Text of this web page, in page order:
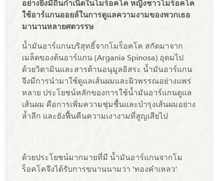
อย่างยิ่งมีถิ่นกำเนิดในโมร็อคโค หญิงชาวโมร็อคโค
ใช้อาร์แกนออยล์ในการดูแลความงามของพวกเธอ
มานานหลายศตวรรษ
น้ำมันอาร์แกนบริสุทธิ์จากโมร็อคโค สกัดมาจาก
เมล็ดของต้นอาร์แกน (Argania Spinosa) อุดมไป
ด้วยวิตามินและสารต้านอนุมูลอิสระ น้ำมันอาร์แกน
จึงมีการนำมาใช้ดูแลเส้นผมและผิวพรรณอย่างแพร่
หลาย ประโยชน์หลักของการใช้น้ำมันอาร์แกนดูแล
เส้นผม คือการเพิ่มความชุ่มชื้นและบำรุงเส้นผมอย่าง
ล้ำลึก และยังฟื้นคืนความเงางามที่สูญเสียไป
ด้วยประโยชน์มากมายที่มี น้ำมันอาร์แกนจากโม
ร็อคโคจึงได้รับการขนานนามว่า 'ทองคำเหลว'